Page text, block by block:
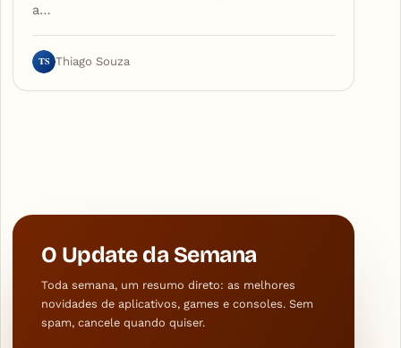
a…
TS Thiago Souza
O Update da Semana
Toda semana, um resumo direto: as melhores
novidades de aplicativos, games e consoles. Sem
spam, cancele quando quiser.